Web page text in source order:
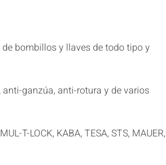
bombillos y llaves de todo tipo y
ganzúa, anti-rotura y de varios
T-LOCK, KABA, TESA, STS, MAUER,